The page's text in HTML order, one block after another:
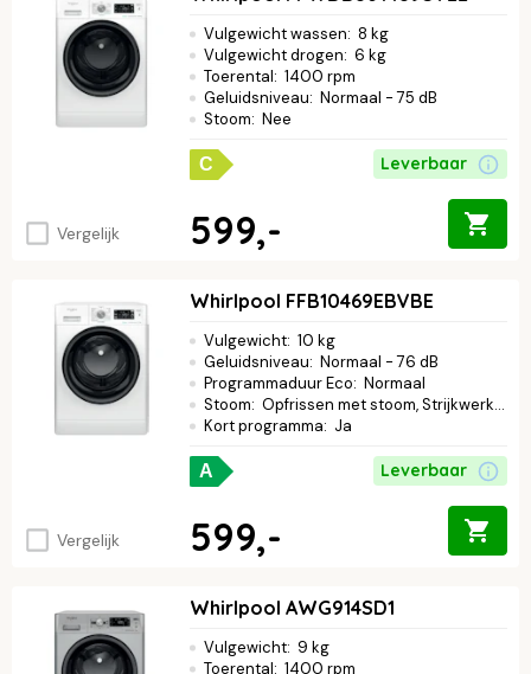
Vergelijk
Vulgewicht wassen: 8 kg
Vulgewicht drogen: 6 kg
Toerental: 1400 rpm
Geluidsniveau: Normaal - 75 dB
Stoom: Nee
C Leverbaar
599,-
Vergelijk
Whirlpool FFB10469EBVBE
Vulgewicht: 10 kg
Geluidsniveau: Normaal - 76 dB
Programmaduur Eco: Normaal
Stoom: Opfrissen met stoom, Strijkwerk verminderen
Kort programma: Ja
A Leverbaar
599,-
Whirlpool AWG914SD1
Vulgewicht: 9 kg
Toerental: 1400 rpm